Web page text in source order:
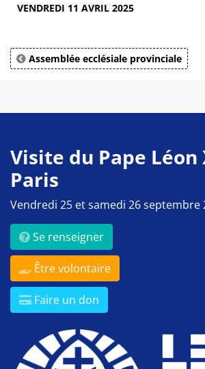
VENDREDI 11 AVRIL 2025
Assemblée ecclésiale provinciale
Visite du Pape Léon
Paris
Vendredi 25 et samedi 26 septembre
Se renseigner
Être volontaire
Faire un don